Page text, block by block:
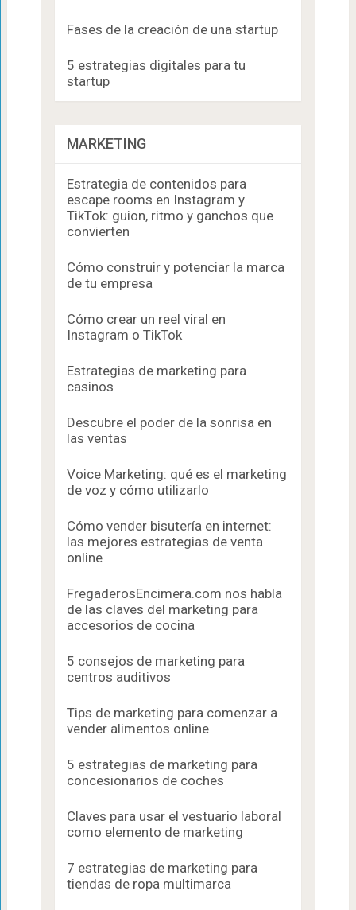
Fases de la creación de una startup
5 estrategias digitales para tu
startup
MARKETING
Estrategia de contenidos para
escape rooms en Instagram y
TikTok: guion, ritmo y ganchos que
convierten
Cómo construir y potenciar la marca
de tu empresa
Cómo crear un reel viral en
Instagram o TikTok
Estrategias de marketing para
casinos
Descubre el poder de la sonrisa en
las ventas
Voice Marketing: qué es el marketing
de voz y cómo utilizarlo
Cómo vender bisutería en internet:
las mejores estrategias de venta
online
FregaderosEncimera.com nos habla
de las claves del marketing para
accesorios de cocina
5 consejos de marketing para
centros auditivos
Tips de marketing para comenzar a
vender alimentos online
5 estrategias de marketing para
concesionarios de coches
Claves para usar el vestuario laboral
como elemento de marketing
7 estrategias de marketing para
tiendas de ropa multimarca